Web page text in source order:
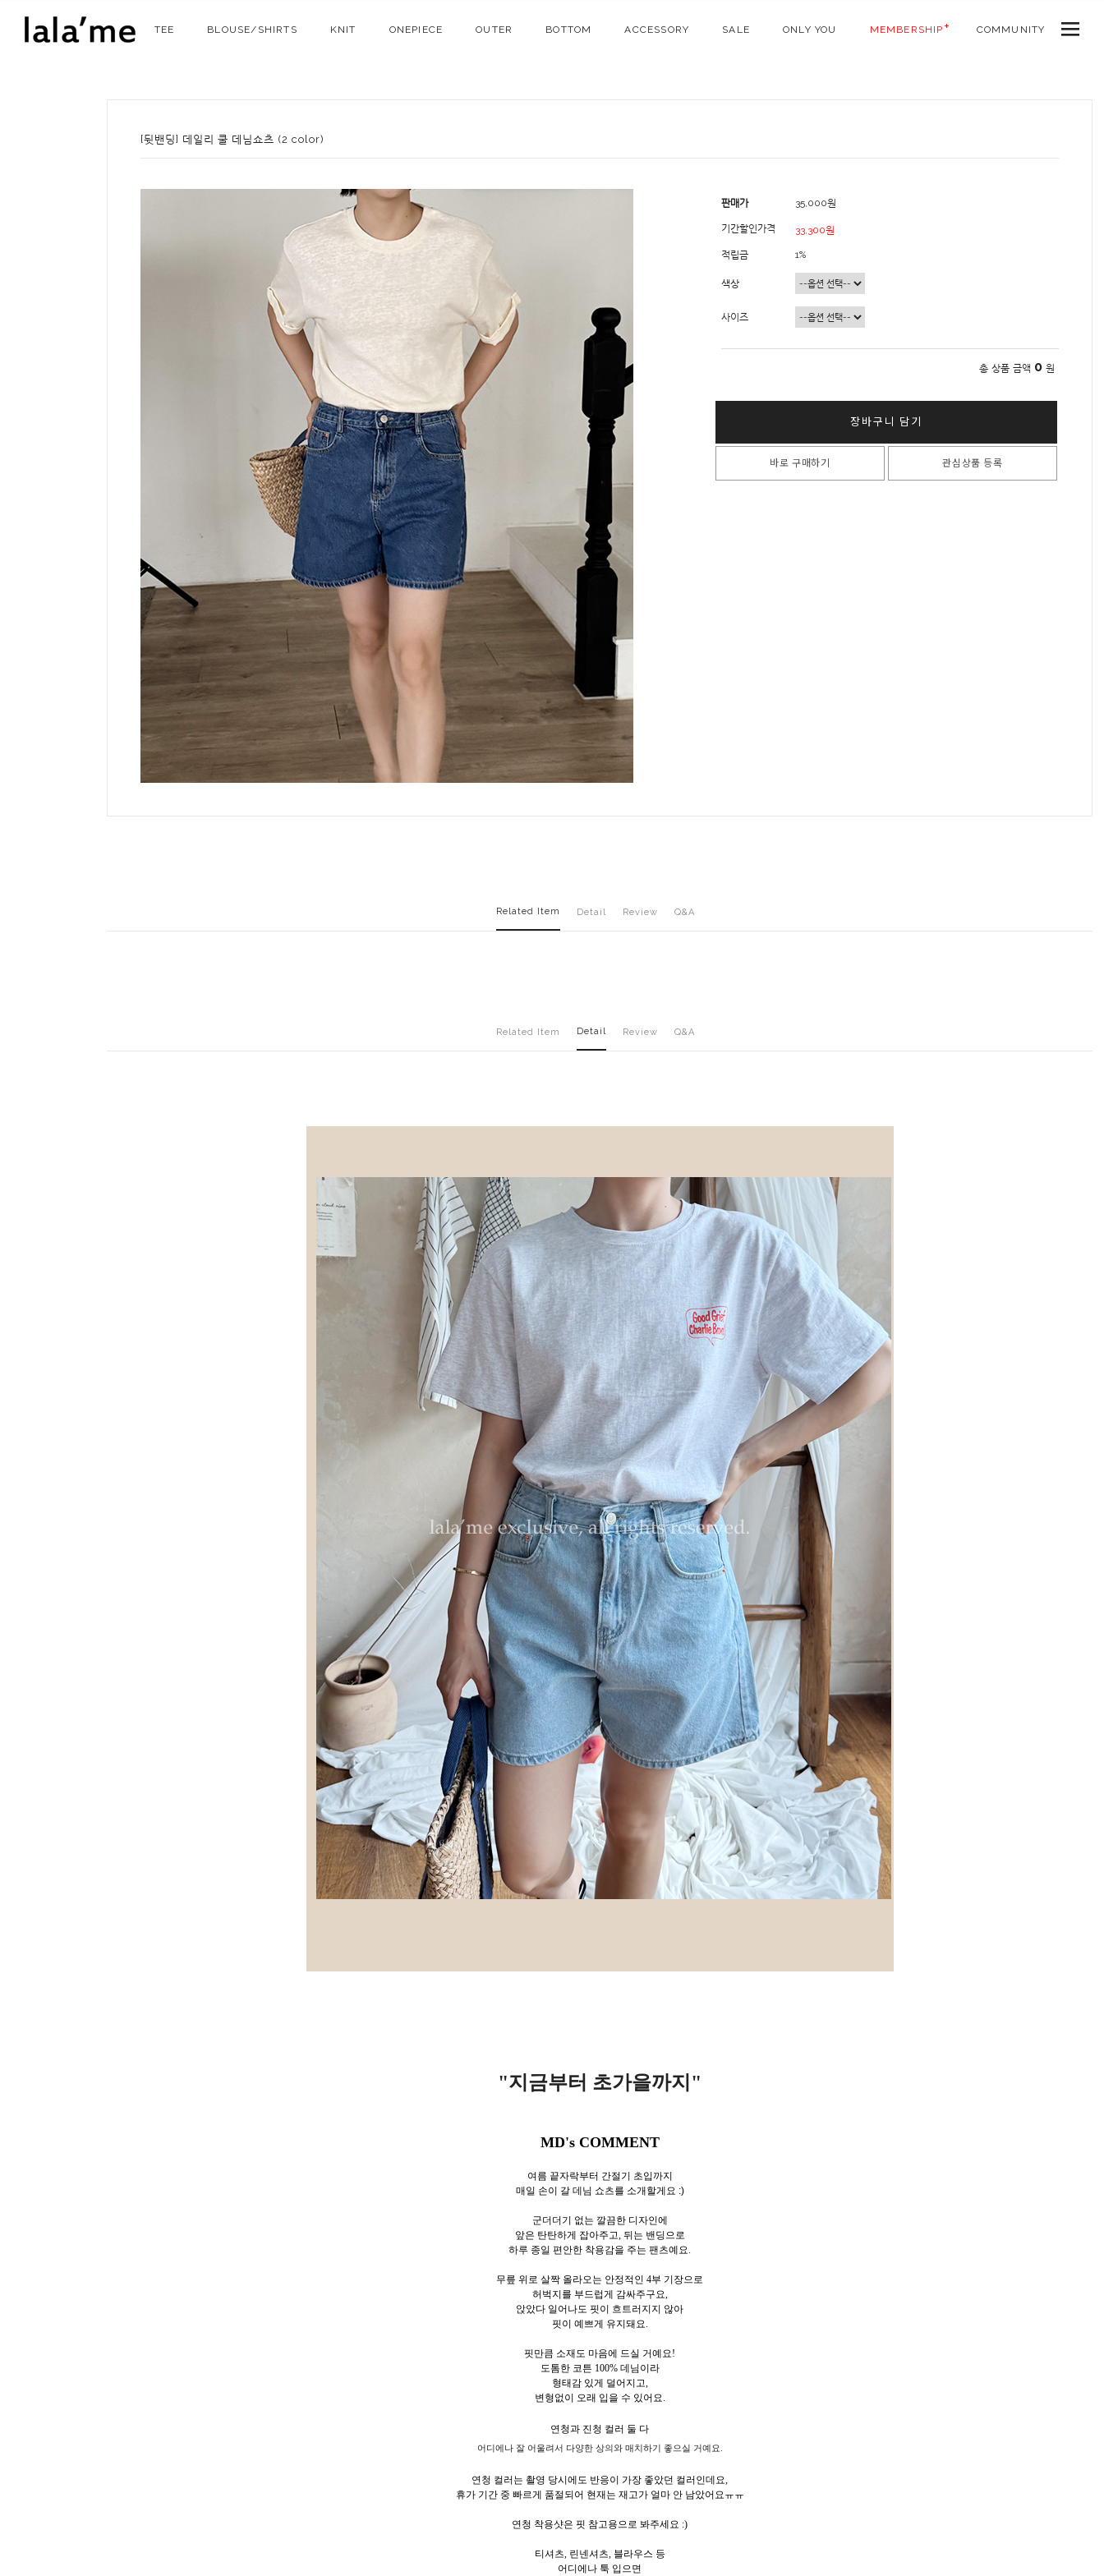
TEE BLOUSE/SHIRTS KNIT ONEPIECE OUTER BOTTOM ACCESSORY SALE ONLY YOU MEMBERSHIP COMMUNITY
[뒷밴딩] 데일리 쿨 데님쇼츠 (2 color)
판매가 35,000원
기간할인가격 33,300원
적립금 1%
색상
사이즈
총 상품 금액 0 원
장바구니 담기
바로 구매하기 관심상품 등록
Related Item Detail Review Q&A
Related Item Detail Review Q&A
"지금부터 초가을까지 "
MD's COMMENT
여름 끝자락부터 간절기 초입까지
매일 손이 갈 데님 쇼츠를 소개할게요 :)
군더더기 없는 깔끔한 디자인에
앞은 탄탄하게 잡아주고, 뒤는 밴딩으로
하루 종일 편안한 착용감을 주는 팬츠예요.
무릎 위로 살짝 올라오는 안정적인 4부 기장으로
허벅지를 부드럽게 감싸주구요,
앉았다 일어나도 핏이 흐트러지지 않아
핏이 예쁘게 유지돼요.
핏만큼 소재도 마음에 드실 거예요!
도톰한 코튼 100% 데님이라
형태감 있게 덜어지고,
변형없이 오래 입을 수 있어요.
연청과 진청 컬러 둘 다
어디에나 잘 어울려서 다양한 상의와 매치하기 좋으실 거예요.
연청 컬러는 촬영 당시에도 반응이 가장 좋았던 컬러인데요,
휴가 기간 중 빠르게 품절되어 현재는 재고가 얼마 안 남았어요ㅠㅠ
연청 착용샷은 핏 참고용으로 봐주세요 :)
티셔츠, 린넨셔츠, 블라우스 등
어디에나 툭 입으면